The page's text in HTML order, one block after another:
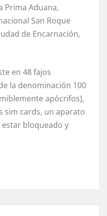
Prima Aduana,
San Roque
de Encarnación,
en 48 fajos
la denominación 100
apócrifos),
sim cards, un aparato
bloqueado y